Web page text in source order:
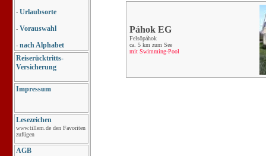
- Urlaubsorte
- Vorauswahl
-nach Alphabet
Reiserücktritts-
Versicherung
Impressum
Lesezeichen
www.tillem.de den Favoriten
zufügen
AGB
Páhok EG
Felsöpáhok
ca. 5 km zum See
mit Swimming-Pool